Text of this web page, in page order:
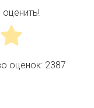
оценок: 2387